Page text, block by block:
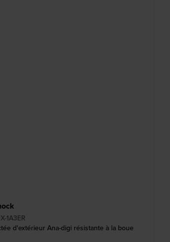
1A3ER
d'extérieur Ana-digi résistante à la boue